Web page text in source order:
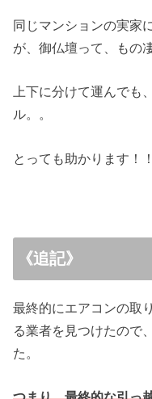
同じマンションの実家
が、御仏壇って、もの
上下に分けて運んでも
ル。。
とっても助かります！
《追記》
最終的にエアコンの取
る業者を見つけたので
た。